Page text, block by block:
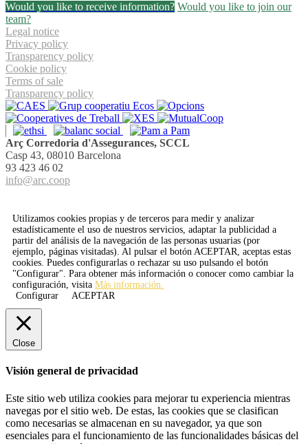
Would you like to receive information? Would you like to join our
team?
Legal notice
Privacy policy
Transparency policy
Cookie policy
Terms of sale
Transparency policy
Arç Corredoria d'Assegurances, SCCL
Casp 43, 08010 Barcelona
93 423 46 02
info@arc.coop
Utilizamos cookies propias y de terceros para medir y analizar
estadísticamente el uso de nuestros servicios, adaptar la publicidad a
partir del análisis de la navegación de las personas usuarias (por
ejemplo, páginas visitadas). Al pulsar el botón ACEPTAR, aceptas estas
cookies. Puedes configurarlas o rechazar su uso pulsando el botón
"Configurar". Para obtener más información o conocer como cambiar la
configuración, visita Más información.
Configurar
ACEPTAR
Close
Visión general de privacidad
Este sitio web utiliza cookies para mejorar tu experiencia mientras
navegas por el sitio web. De estas, las cookies que se clasifican
como necesarias se almacenan en su navegador, ya que son
esenciales para el funcionamiento de las funcionalidades básicas del